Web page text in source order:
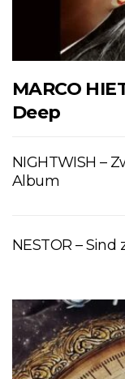
MARCO
Deep
NIGHTWISH –
Album
NESTOR –